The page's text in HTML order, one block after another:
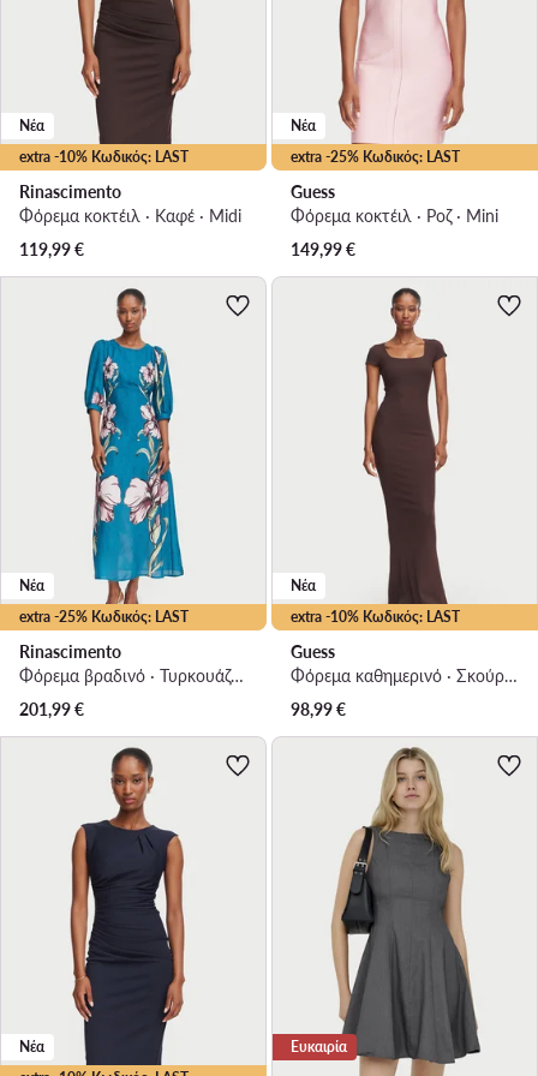
extra -10% Κωδικός: LAST
Νέα
Rinascimento
Φόρεμα κοκτέιλ · Καφέ · Midi
119,99€
extra -25% Κωδικός: LAST
Νέα
Guess
Φόρεμα κοκτέιλ · Ροζ · Mini
149,99€
extra -25% Κωδικός: LAST
Νέα
Rinascimento
Φόρεμα βραδινό · Τυρκουάζ · Maxi
201,99€
extra -10% Κωδικός: LAST
Νέα
Guess
Φόρεμα καθημερινό · Σκούρο καφέ · Maxi
98,99€
Νέα Ευκαιρία